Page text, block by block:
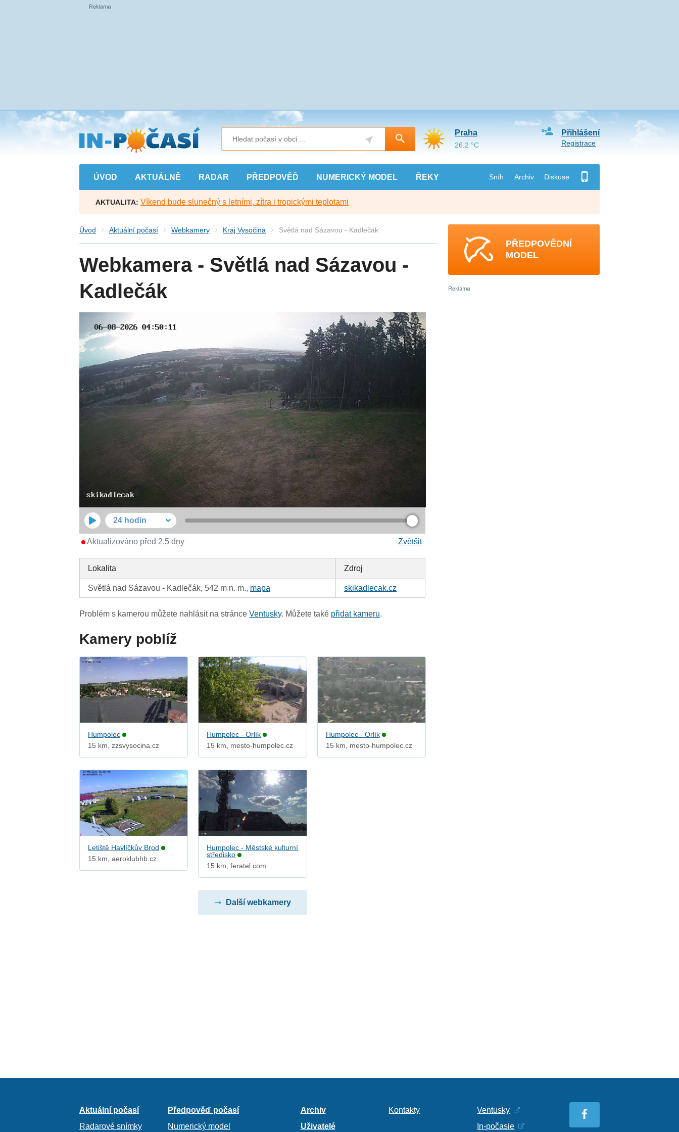
Přejít
na
hlavní
obsah
ÚVOD AKTUÁLNĚ RADAR PŘEDPOVĚĎ NUMERICKÝ MODEL ŘEKY Sníh Archiv Diskuse
Přihlášení
Registrace
Praha
26.2 °C
AKTUALITA: Víkend bude slunečný s letními, zítra i tropickými teplotami
Úvod Aktuální počasí Webkamery Kraj Vysočina Světlá nad Sázavou - Kadlečák
Webkamera - Světlá nad Sázavou -
Kadlečák
24 hodin
Zvětšit
Aktualizováno před 2.5 dny
Lokalita Zdroj
Světlá nad Sázavou - Kadlečák, 542 m n. m., mapa skikadlecak.cz
Problém s kamerou můžete nahlásit na stránceVentusky. Můžete také přidat kameru.
Kamery poblíž
Humpolec
15 km, zzsvysocina.cz
Humpolec - Orlík
15 km, mesto-humpolec.cz
Humpolec - Orlík
15 km, mesto-humpolec.cz
Letiště Havlíčkův Brod
15 km, aeroklubhb.cz
Humpolec - Městské kulturní
středisko
15 km, feratel.com
Další webkamery
PŘEDPOVĚDNÍ
MODEL
Aktuální počasí
Radarové snímky
Předpověď počasí
Numerický model
Archiv
Uživatelé
Kontakty
Ventusky
In-počasie